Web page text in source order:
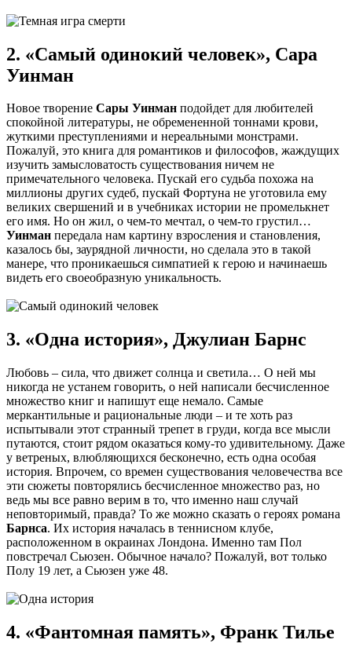
2. «Самый одинокий человек», Сара
Уинман
Новое творение Сары Уинман подойдет для любителей
спокойной литературы, не обремененной тоннами крови,
жуткими преступлениями и нереальными монстрами.
Пожалуй, это книга для романтиков и философов, жаждущих
изучить замысловатость существования ничем не
примечательного человека. Пускай его судьба похожа на
миллионы других судеб, пускай Фортуна не уготовила ему
великих свершений и в учебниках истории не промелькнет
его имя. Но он жил, о чем-то мечтал, о чем-то грустил…
Уинман передала нам картину взросления и становления,
казалось бы, заурядной личности, но сделала это в такой
манере, что проникаешься симпатией к герою и начинаешь
видеть его своеобразную уникальность.
3. «Одна история», Джулиан Барнс
Любовь – сила, что движет солнца и светила… О ней мы
никогда не устанем говорить, о ней написали бесчисленное
множество книг и напишут еще немало. Самые
меркантильные и рациональные люди – и те хоть раз
испытывали этот странный трепет в груди, когда все мысли
путаются, стоит рядом оказаться кому-то удивительному. Даже
у ветреных, влюбляющихся бесконечно, есть одна особая
история. Впрочем, со времен существования человечества все
эти сюжеты повторялись бесчисленное множество раз, но
ведь мы все равно верим в то, что именно наш случай
неповторимый, правда? То же можно сказать о героях романа
Барнса. Их история началась в теннисном клубе,
расположенном в окраинах Лондона. Именно там Пол
повстречал Сьюзен. Обычное начало? Пожалуй, вот только
Полу 19 лет, а Сьюзен уже 48.
4. «Фантомная память», Франк Тилье